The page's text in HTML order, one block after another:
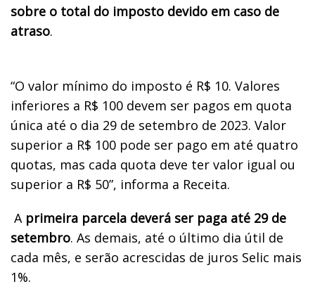
sobre o total do imposto devido em caso de
atraso.
“O valor mínimo do imposto é R$ 10. Valores
inferiores a R$ 100 devem ser pagos em quota
única até o dia 29 de setembro de 2023. Valor
superior a R$ 100 pode ser pago em até quatro
quotas, mas cada quota deve ter valor igual ou
superior a R$ 50”, informa a Receita.
A primeira parcela deverá ser paga até 29 de
setembro. As demais, até o último dia útil de
cada mês, e serão acrescidas de juros Selic mais
1%.